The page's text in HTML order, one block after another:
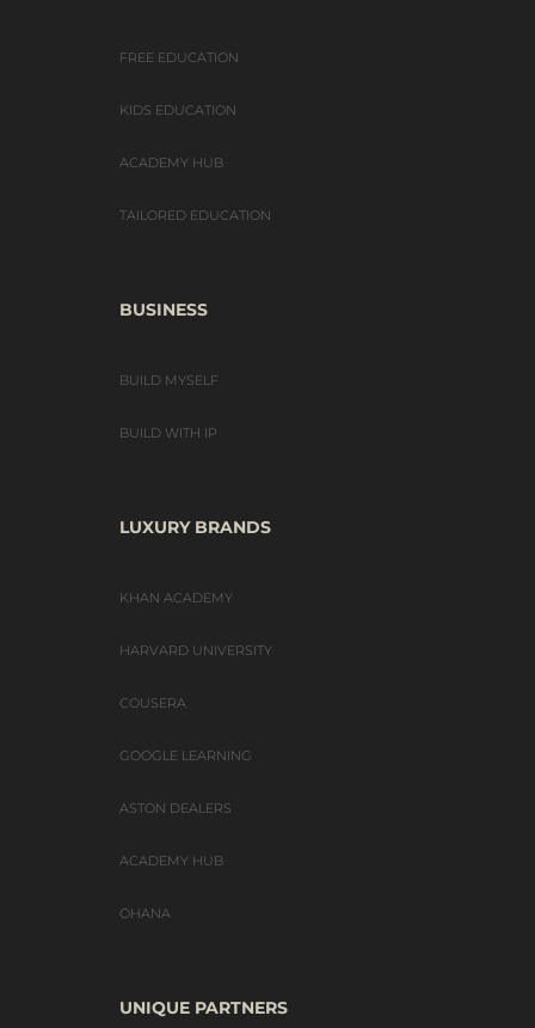
FREE EDUCATION
KIDS EDUCATION
ACADEMY HUB
TAILORED EDUCATION
BUSINESS
BUILD MYSELF
BUILD WITH IP
LUXURY BRANDS
KHAN ACADEMY
HARVARD UNIVERSITY
COUSERA
GOOGLE LEARNING
ASTON DEALERS
ACADEMY HUB
OHANA
UNIQUE PARTNERS